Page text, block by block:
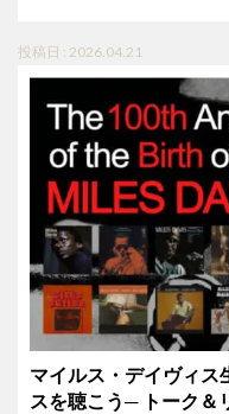
投稿日 : 2026.04.21
マイルス・デイヴィス
スを聴こう─ トーク＆